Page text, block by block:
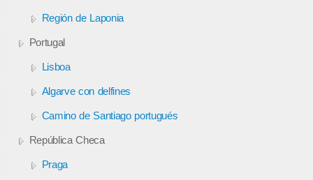
Región de Laponia
Portugal
Lisboa
Algarve con delfines
Camino de Santiago portugués
República Checa
Praga